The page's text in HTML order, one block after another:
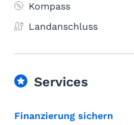
Kompass
Landanschluss
Services
Finanzierung sichern